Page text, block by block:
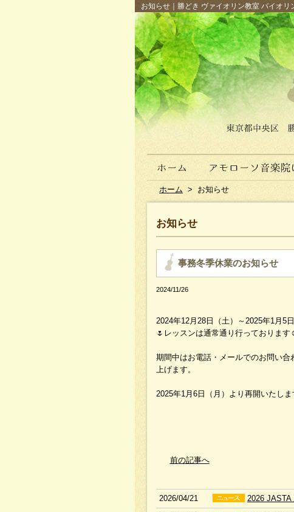
お知らせ｜勝どき ヴァイオリン教室 バイオリ
ホーム > お知らせ
お知らせ
事務冬季休業のお知らせ
2024/11/26
2024年12月28日（土）～2025年1月5
🌷レッスンは通常通り行っております
期間中はお電話・メールでのお問い
上げます。
2025年1月6日（月）より再開いたしま
前の記事へ
2026/04/21 2026